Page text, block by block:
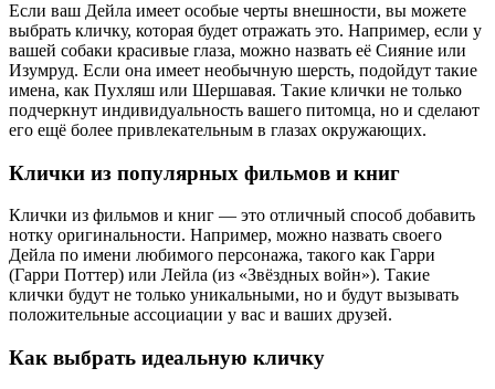
Если ваш Дейла имеет особые черты внешности, вы можете
выбрать кличку, которая будет отражать это. Например, если у
вашей собаки красивые глаза, можно назвать её Сияние или
Изумруд. Если она имеет необычную шерсть, подойдут такие
имена, как Пухляш или Шершавая. Такие клички не только
подчеркнут индивидуальность вашего питомца, но и сделают
его ещё более привлекательным в глазах окружающих.
Клички из популярных фильмов и книг
Клички из фильмов и книг — это отличный способ добавить
нотку оригинальности. Например, можно назвать своего
Дейла по имени любимого персонажа, такого как Гарри
(Гарри Поттер) или Лейла (из «Звёздных войн»). Такие
клички будут не только уникальными, но и будут вызывать
положительные ассоциации у вас и ваших друзей.
Как выбрать идеальную кличку